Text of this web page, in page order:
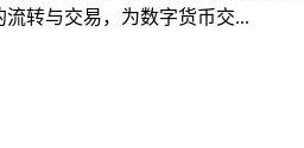
转与交易，为数字货币交...